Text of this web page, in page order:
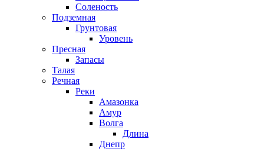
Соленость
Подземная
Грунтовая
Уровень
Пресная
Запасы
Талая
Речная
Реки
Амазонка
Амур
Волга
Длина
Днепр